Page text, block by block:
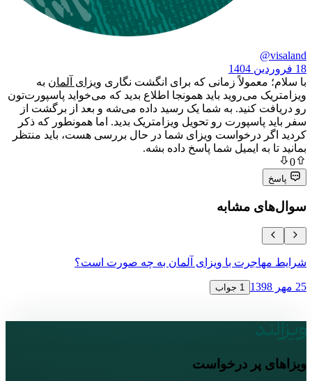
زمانی که برای انگشت نگاریویزای آلمانبه
می‌روید باید همونجا اطلاع بدید که می‌خواید پاسپورت‌تون
کنید. به شما یک رسید داده می‌شه و بعد از برگشت از
رو تحویل ویزامتریک بدید. اما همونطور که ذکر
درخواست ویزای شما در حال بررسی هست، باید منتظر
ایمیل شما پاسخ داده بشه.
مشابه
با ویزای آلمان به چه صورت است؟
1 جواب
پر درخواست